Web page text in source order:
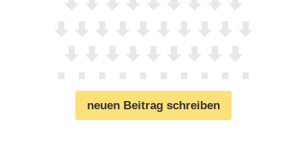
neuen Beitrag schreiben